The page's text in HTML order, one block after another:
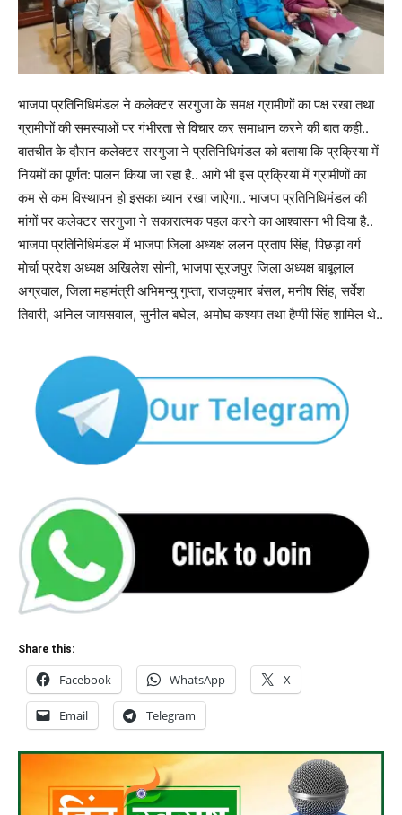
भाजपा प्रतिनिधिमंडल ने कलेक्टर सरगुजा के समक्ष ग्रामीणों का पक्ष रखा तथा
ग्रामीणों की समस्याओं पर गंभीरता से विचार कर समाधान करने की बात कही..
बातचीत के दौरान कलेक्टर सरगुजा ने प्रतिनिधिमंडल को बताया कि प्रक्रिया में
नियमों का पूर्णत: पालन किया जा रहा है.. आगे भी इस प्रक्रिया में ग्रामीणों का
कम से कम विस्थापन हो इसका ध्यान रखा जाऐगा.. भाजपा प्रतिनिधिमंडल की
मांगों पर कलेक्टर सरगुजा ने सकारात्मक पहल करने का आश्वासन भी दिया है..
भाजपा प्रतिनिधिमंडल में भाजपा जिला अध्यक्ष ललन प्रताप सिंह, पिछड़ा वर्ग
मोर्चा प्रदेश अध्यक्ष अखिलेश सोनी, भाजपा सूरजपुर जिला अध्यक्ष बाबूलाल
अग्रवाल, जिला महामंत्री अभिमन्यु गुप्ता, राजकुमार बंसल, मनीष सिंह, सर्वेश
तिवारी, अनिल जायसवाल, सुनील बघेल, अमोघ कश्यप तथा हैप्पी सिंह शामिल थे..
Share this:
Facebook WhatsApp X
Email Telegram